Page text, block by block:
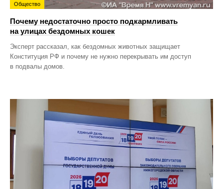
Общество
Почему недостаточно просто подкармливать
на улицах бездомных кошек
Эксперт рассказал, как бездомных животных защищает
Конституция РФ и почему не нужно перекрывать им доступ
в подвалы домов.